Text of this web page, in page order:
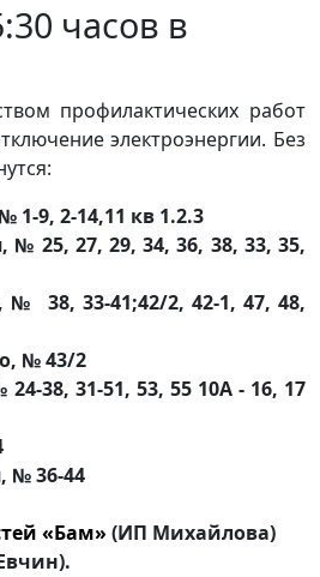
часов в
профилактических работ
электроэнергии. Без
9, 2-14,11 кв 1.2.3
№ 25, 27, 29, 34, 36, 38, 33, 35,
38, 33-41;42/2, 42-1, 47, 48,
№ 43/2
38, 31-51, 53, 55 10А - 16, 17
№ 36-44
«Бам»(ИП Михайлова)